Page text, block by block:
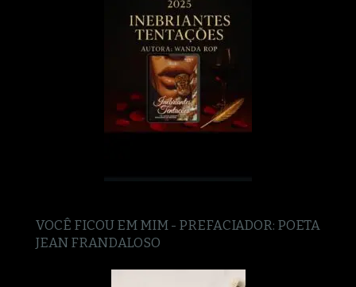
VOCÊ FICOU EM MIM - PREFACIADOR: POETA
JEAN FRANDALOSO